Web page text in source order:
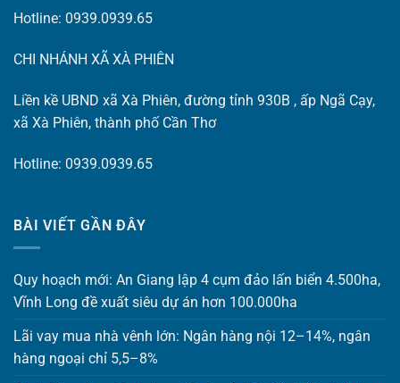
Hotline: 0939.0939.65
CHI NHÁNH XÃ XÀ PHIÊN
Liền kề UBND xã Xà Phiên, đường tỉnh 930B , ấp Ngã Cạy,
xã Xà Phiên, thành phố Cần Thơ
Hotline: 0939.0939.65
BÀI VIẾT GẦN ĐÂY
Quy hoạch mới: An Giang lập 4 cụm đảo lấn biển 4.500ha,
Vĩnh Long đề xuất siêu dự án hơn 100.000ha
Lãi vay mua nhà vênh lớn: Ngân hàng nội 12–14%, ngân
hàng ngoại chỉ 5,5–8%